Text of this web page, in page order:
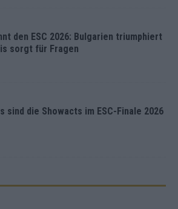
den ESC 2026: Bulgarien triumphiert
sorgt für Fragen
sind die Showacts im ESC-Finale 2026